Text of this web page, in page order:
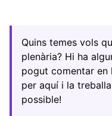
Quins temes vols
plenària? Hi ha
pogut comentar en
per aquí i la
possible!